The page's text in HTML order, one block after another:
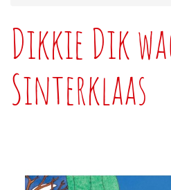
Dikkie Dik
Sinterklaas